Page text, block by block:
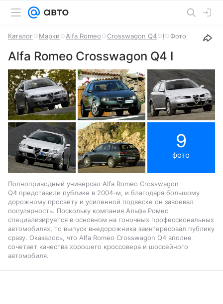
Каталог Марки Alfa Romeo Crosswagon Q4 I Фото
Alfa Romeo Crosswagon Q4 I
9
фото
Полноприводный универсал Alfa Romeo Crosswagon
Q4 представили публике в 2004-м, и благодаря большому
дорожному просвету и усиленной подвеске он завоевал
популярность. Поскольку компания Альфа Ромео
специализируется в основном на гоночных профессиональных
автомобилях, то выпуск внедорожника заинтересовал публику
сразу. Оказалось, что Alfa Romeo Crosswagon Q4 вполне
сочетает качества хорошего кроссовера и шоссейного
автомобиля.